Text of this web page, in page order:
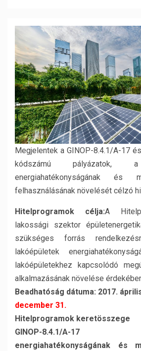
Megjelentek a GINOP-8.4.1/A-17
kódszámú pályázatok, a
energiahatékonyságának és
felhasználásának növelését célzó
Hitelprogramok célja:A
lakossági szektor
szükséges forrás
lakóépületek
lakóépületekhez kapcsolódó
alkalmazásának növelése
Beadhatóság dátuma: 2017.
december 31.
Hitelprogramok keretösszege
GINOP-8.4.1/A-17
energiahatékonyságának és